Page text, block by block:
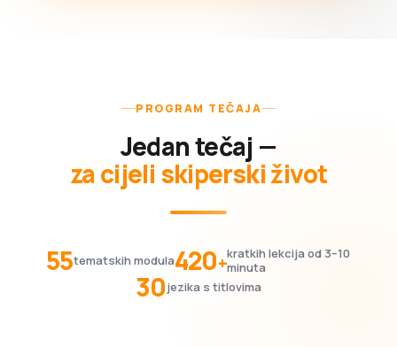
PROGRAM TEČAJA
Jedan tečaj —
za cijeli skiperski život
55tematskih modula420+kratkih lekcija od 3–10
minuta
30jezika s titlovima